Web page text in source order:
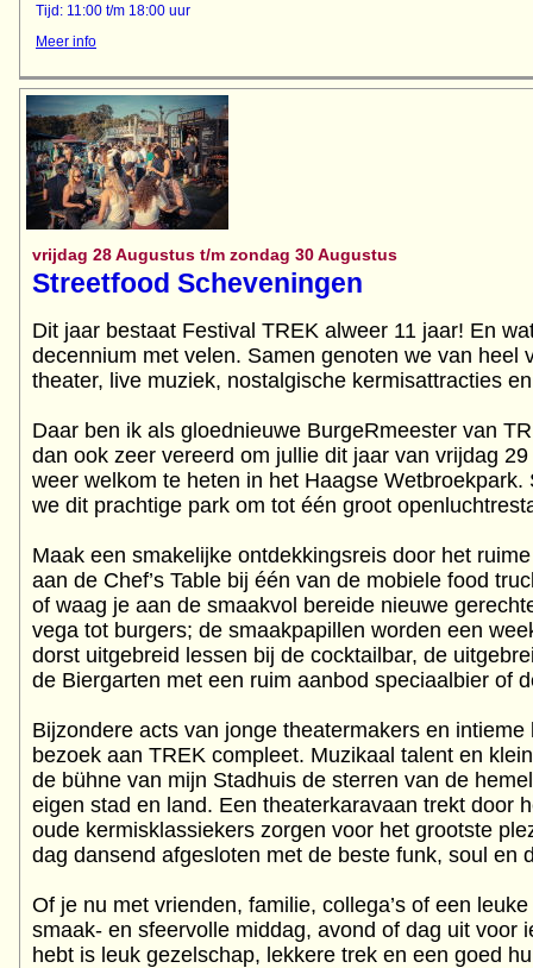
Tijd: 11:00 t/m 18:00 uur
Meer info
vrijdag 28 Augustus t/m zondag 30 Augustus
Streetfood Scheveningen
Dit jaar bestaat Festival TREK alweer 11 jaar! En
decennium met velen. Samen genoten we van heel
theater, live muziek, nostalgische kermisattracties
Daar ben ik als gloednieuwe BurgeRmeester van
dan ook zeer vereerd om jullie dit jaar van vrijdag
weer welkom te heten in het Haagse
we dit prachtige park om tot één groot
Maak een smakelijke ontdekkingsreis door het
aan de Chef’s Table bij één van de mobiele food
of waag je aan de smaakvol bereide nieuwe
vega tot burgers; de smaakpapillen worden een
dorst uitgebreid lessen bij de cocktailbar, de
de Biergarten met een ruim aanbod speciaalbier of
Bijzondere acts van jonge theatermakers en
bezoek aan TREK compleet. Muzikaal talent en
de bühne van mijn Stadhuis de sterren van de
eigen stad en land. Een theaterkaravaan trekt door
oude kermisklassiekers zorgen voor het grootste
dag dansend afgesloten met de beste funk, soul en
Of je nu met vrienden, familie, collega’s of een
smaak- en sfeervolle middag, avond of dag uit voor
hebt is leuk gezelschap, lekkere trek en een goed